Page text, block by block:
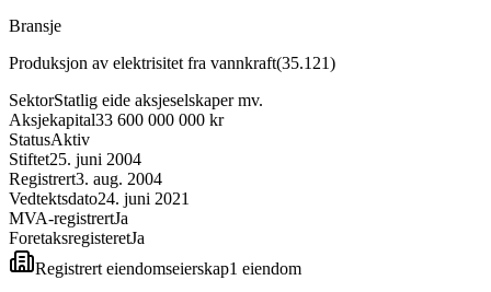
Bransje
Produksjon av elektrisitet fra vannkraft(35.121)
SektorStatlig eide aksjeselskaper mv.
Aksjekapital33 600 000 000 kr
StatusAktiv
Stiftet25. juni 2004
Registrert3. aug. 2004
Vedtektsdato24. juni 2021
MVA-registrertJa
ForetaksregisteretJa
Registrert eiendomseierskap1 eiendom